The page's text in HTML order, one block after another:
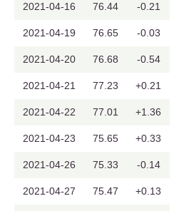
2021-04-16 76.44 -0.21
2021-04-19 76.65 -0.03
2021-04-20 76.68 -0.54
2021-04-21 77.23 +0.21
2021-04-22 77.01 +1.36
2021-04-23 75.65 +0.33
2021-04-26 75.33 -0.14
2021-04-27 75.47 +0.13